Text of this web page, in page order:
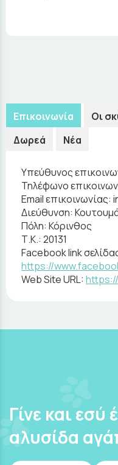
Επικοινωνία Οι
Δωρεά
Νέα
Υπεύθυνος
Τηλέφωνο
Email επικοινωνίας:
Διεύθυνση:
Πόλη: Κόρινθος
Τ.Κ.: 20131
Facebook link
https://
Web Site URL:
Γίνε και εσύ
αλυσίδα